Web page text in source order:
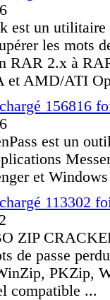
est un utilitaire
les mots
RAR 2.x à
et AMD/ATI
est un
et
ZIP
de passe
PKZip,
compatible ...